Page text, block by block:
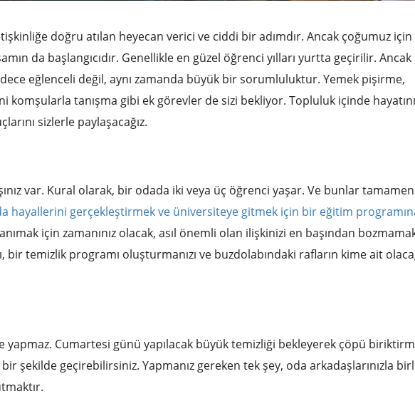
doğru atılan heyecan verici ve ciddi bir adımdır. Ancak çoğumuz için
da başlangıcıdır. Genellikle en güzel öğrenci yılları yurtta geçirilir. Ancak
eğlenceli değil, aynı zamanda büyük bir sorumluluktur. Yemek pişirme,
komşularla tanışma gibi ek görevler de sizi bekliyor. Topluluk içinde
sizlerle paylaşacağız.
var. Kural olarak, bir odada iki veya üç öğrenci yaşar. Ve bunlar tamamen
hayallerini gerçekleştirmek ve üniversiteye gitmek için bir eğitim
için zamanınız olacak, asıl önemli olan ilişkinizi en başından
bir temizlik programı oluşturmanızı ve buzdolabındaki rafların kime ait
yapmaz. Cumartesi günü yapılacak büyük temizliği bekleyerek çöpü
şekilde geçirebilirsiniz. Yapmanız gereken tek şey, oda arkadaşlarınızla